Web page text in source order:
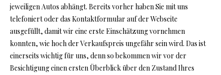
jeweiligen Autos abhängt. Bereits vorher haben Sie mit uns
telefoniert oder das Kontaktformular auf der Webseite
ausgefüllt, damit wir eine erste Einschätzung vornehmen
konnten, wie hoch der Verkaufspreis ungefähr sein wird. Das ist
einerseits wichtig für uns, denn so bekommen wir vor der
Besichtigung einen ersten Überblick über den Zustand Ihres